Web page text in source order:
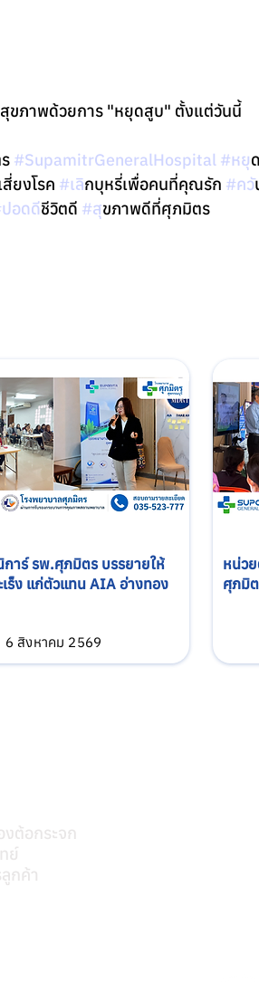
สุขภาพด้วยการ "หยุดสูบ" ตั้งแต่วันนี้
#SupamitrGeneralHospital #หย
ยงโรค #เลิกบุหรี่เพื่อคนที่คุณรัก #คว
อดดีชีวิตดี #สุขภาพดีที่ศุภมิตร
ร์ รพ.ศุภมิตร บรรยายให้
เร็ง แก่ตัวแทน AIA อ่างทอง
6 สิงหาคม 2569
หน่ว
ศุภมิ
ต้อกระจก
ย์
กค้า